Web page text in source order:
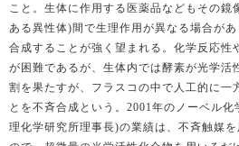
こと。生体に作用する医薬品などもその鏡
ある異性体)間で生理作用が異なる場合が
合成することが強く望まれる。化学反応性
が困難であるが、生体内では酵素が光学活
割を果たすが、フラスコの中で人工的に一
とを不斉合成という。2001年のノーベル化
理化学研究所理事長)の業績は、不斉触媒